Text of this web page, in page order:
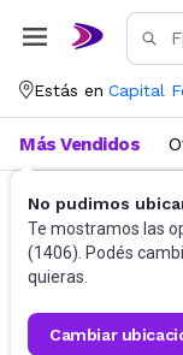
Estás en Capital
No pudimos
Te mostramos las
(1406). Podés
quieras.
cambiar
Más Vendidos
Belleza y